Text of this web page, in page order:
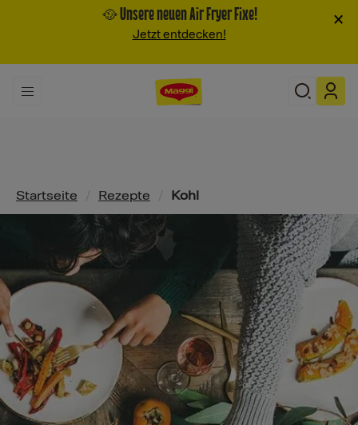
🥘 Unsere neuen Air Fryer Fixe!
Jetzt entdecken!
×
Pfadnavigation
Startseite Rezepte Kohl